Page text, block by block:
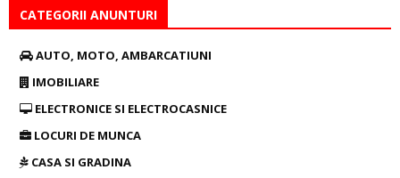
CATEGORII ANUNTURI
AUTO, MOTO, AMBARCATIUNI
IMOBILIARE
ELECTRONICE SI ELECTROCASNICE
LOCURI DE MUNCA
CASA SI GRADINA